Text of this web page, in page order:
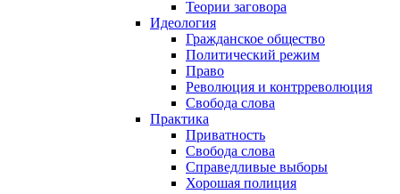
Теории заговора
Идеология
Гражданское общество
Политический режим
Право
Революция и контрреволюция
Свобода слова
Практика
Приватность
Свобода слова
Справедливые выборы
Хорошая полиция